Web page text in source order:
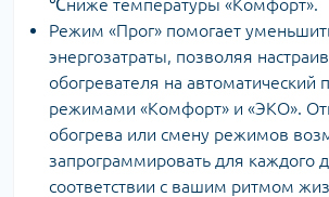
℃ниже температуры «Комфорт».
Режим «Прог» помогает
энергозатраты, позволяя
обогревателя на автоматический
режимами «Комфорт» и «ЭКО».
обогрева или смену режимов
запрограммировать для каждого
соответствии с вашим ритмом